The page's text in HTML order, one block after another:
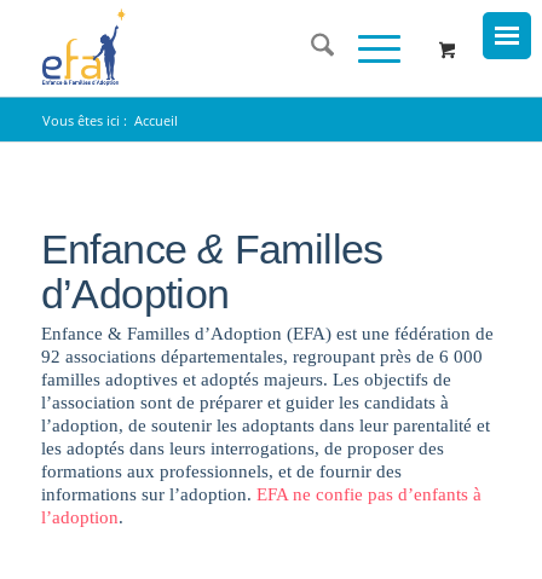
Vous êtes ici : Accueil
Enfance & Familles
d’Adoption
Enfance & Familles d’Adoption (EFA) est une fédération de
92 associations départementales, regroupant près de 6 000
familles adoptives et adoptés majeurs. Les objectifs de
l’association sont de préparer et guider les candidats à
l’adoption, de soutenir les adoptants dans leur parentalité et
les adoptés dans leurs interrogations, de proposer des
formations aux professionnels, et de fournir des
informations sur l’adoption. EFA ne confie pas d’enfants à
l’adoption.